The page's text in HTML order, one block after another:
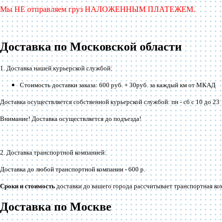
Мы НЕ отправляем груз НАЛОЖЕННЫМ ПЛАТЕЖЕМ.
Доставка по Московской области
1. Доставка нашей курьерской службой:
Стоимость доставки заказа: 600 руб. + 30руб. за каждый км от МКАД
Доставка осуществляется собственной курьерской службой: пн - сб с 10 до 23
Внимание! Доставка осуществляется до подъезда!
2. Доставка транспортной компанией:
Доставка до любой транспортной компании -600 р.
Сроки и стоимостьдоставки до вашего города рассчитывает транспортная
Доставка по Москве